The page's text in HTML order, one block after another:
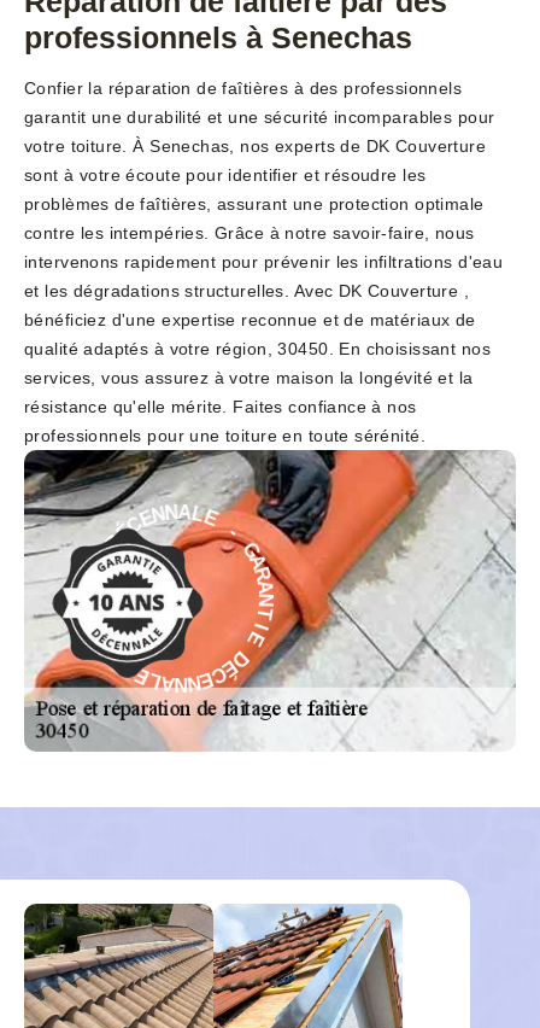
professionnels à Senechas
Confier la réparation de faîtières à des professionnels
garantit une durabilité et une sécurité incomparables pour
votre toiture. À Senechas, nos experts de DK Couverture
sont à votre écoute pour identifier et résoudre les
problèmes de faîtières, assurant une protection optimale
contre les intempéries. Grâce à notre savoir-faire, nous
intervenons rapidement pour prévenir les infiltrations d'eau
et les dégradations structurelles. Avec DK Couverture ,
bénéficiez d'une expertise reconnue et de matériaux de
qualité adaptés à votre région, 30450. En choisissant nos
services, vous assurez à votre maison la longévité et la
résistance qu'elle mérite. Faites confiance à nos
professionnels pour une toiture en toute sérénité.
G
A
R
A
N
T
I
E
D
É
C
E
NNALE - GAR
A
N
T
I
E
D
É
C
E
N
N
A
L
E
-